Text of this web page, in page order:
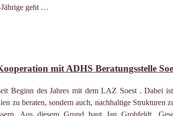
geht …
mit ADHS Beratungsstelle
Beginn des Jahres mit dem LAZ Soest . Dabei
zu beraten, sondern auch, nachhaltige Strukturen
Aus diesem Grund baut Jan Grobfeldt,